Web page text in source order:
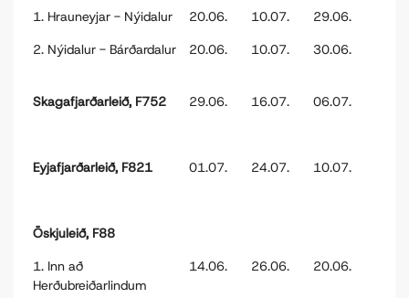
1. Hrauneyjar - Nýidalur
20.06. 10.07.
29.06.
2. Nýidalur - Bárðardalur
20.06. 10.07. 30.06.
Skagafjarðarleið, F752 29.06. 16.07. 06.07.
Eyjafjarðarleið, F821 01.07. 24.07. 10.07.
Öskjuleið, F88
1. Inn að
Herðubreiðarlindum
14.06. 26.06. 20.06.